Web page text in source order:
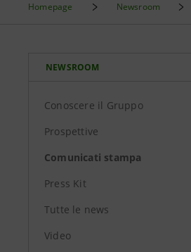
Homepage Newsroom
NEWSROOM
Conoscere il Gruppo
Prospettive
Comunicati stampa
Press Kit
Tutte le news
Video